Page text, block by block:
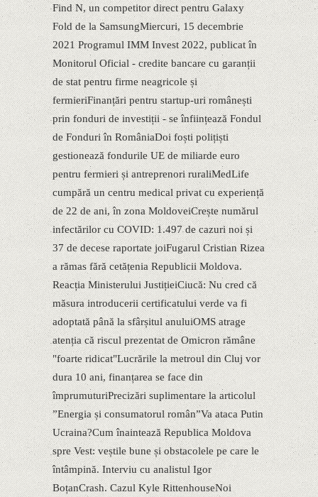
Find N, un competitor direct pentru Galaxy
Fold de la SamsungMiercuri, 15 decembrie
2021 Programul IMM Invest 2022, publicat în
Monitorul Oficial - credite bancare cu garanții
de stat pentru firme neagricole și
fermieriFinanțări pentru startup-uri românești
prin fonduri de investiții - se înființează Fondul
de Fonduri în RomâniaDoi foști polițiști
gestionează fondurile UE de miliarde euro
pentru fermieri și antreprenori ruraliMedLife
cumpără un centru medical privat cu experiență
de 22 de ani, în zona MoldoveiCrește numărul
infectărilor cu COVID: 1.497 de cazuri noi și
37 de decese raportate joiFugarul Cristian Rizea
a rămas fără cetățenia Republicii Moldova.
Reacția Ministerului JustițieiCiucă: Nu cred că
măsura introducerii certificatului verde va fi
adoptată până la sfârșitul anuluiOMS atrage
atenția că riscul prezentat de Omicron rămâne
"foarte ridicat"Lucrările la metroul din Cluj vor
dura 10 ani, finanțarea se face din
împrumuturiPrecizări suplimentare la articolul
”Energia și consumatorul român”Va ataca Putin
Ucraina?Cum înaintează Republica Moldova
spre Vest: veștile bune și obstacolele pe care le
întâmpină. Interviu cu analistul Igor
BoțanCrash. Cazul Kyle RittenhouseNoi